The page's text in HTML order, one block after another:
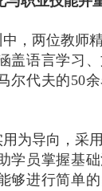
，两位教师
盖语言学习
尔代夫的50
为导向，采
学员掌握基
够进行简单